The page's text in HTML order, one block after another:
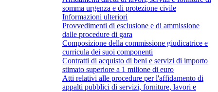
somma urgenza e di protezione civile
Informazioni ulteriori
Provvedimenti di esclusione e di ammissione
dalle procedure di gara
Composizione della commissione giudicatrice e
curricula dei suoi componenti
Contratti di acquisto di beni e servizi di importo
stimato superiore a 1 milione di euro
Atti relativi alle procedure per l'affidamento di
appalti pubblici di servizi, forniture, lavori e